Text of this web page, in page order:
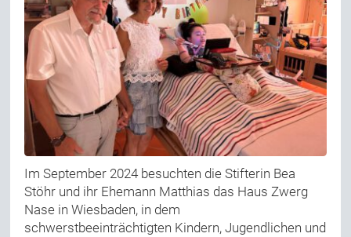
Im September 2024 besuchten die Stifterin Bea
Stöhr und ihr Ehemann Matthias das Haus Zwerg
Nase in Wiesbaden, in dem
schwerstbeeinträchtigten Kindern, Jugendlichen und